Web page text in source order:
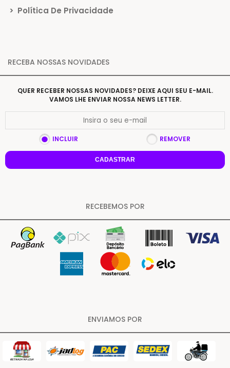
> Política De Privacidade
RECEBA NOSSAS NOVIDADES
QUER RECEBER NOSSAS NOVIDADES? DEIXE AQUI SEU E-MAIL.
VAMOS LHE ENVIAR NOSSA NEWS LETTER.
INCLUIR REMOVER
CADASTRAR
RECEBEMOS POR
ENVIAMOS POR